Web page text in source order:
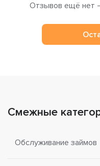
Отзывов ещё нет
Смежные
Обслуживание займов